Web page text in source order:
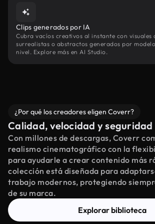
Clips generados por IA
Cubra vacíos creativos al instante con visuales
surrealistas o abstractos generados por
nivel. Explore más en AI Studio.
¿Por qué los creadores eligen Coverr?
Calidad, velocidad y seguridad
Con millones de descargas, Coverr
realismo cinematográfico con la
para ayudarle a crear contenido más
colección está diseñada para
trabajo modernos, protegiendo
de su marca.
Explorar biblioteca